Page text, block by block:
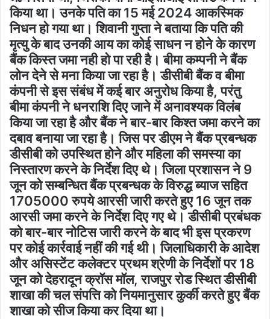
किया था। उनके पति का 15 मई 2024 आकस्मिक
निधन हो गया था। शिवानी गुप्ता ने बताया कि पति की
मृत्यु के बाद उनकी आय का कोई साधन न होने के कारण
बैंक किस्त जमा नही हो पा रही है। बीमा कम्पनी ने बैंक
लोन देने से मना किया जा रहा है। डीसीबी बैंक व बीमा
कंपनी से इस संबंध में कई बार अनुरोध किया है, परंतु
बीमा कंपनी ने धनराशि दिए जाने में अनावश्यक विलंब
किया जा रहा है और बैंक ने बार-बार किश्त जमा करने का
दबाव बनाया जा रहा है। जिस पर डीएम ने बैंक प्रबन्धक
डीसीबी को उपस्थित होने और महिला की समस्या का
निस्तारण करने के निर्देश दिए थे। जिला प्रशासन ने 9
जून को सम्बन्धित बैंक प्रबन्धक के विरुद्ध ब्याज सहित
1705000 रुपये आरसी जारी करते हुए 16 जून तक
आरसी जमा करने के निर्देश दिए गए थे। डीसीबी प्रबंधक
को बार-बार नोटिस जारी करने के बाद भी इस प्रकरण
पर कोई कार्रवाई नहीं की गई थी। जिलाधिकारी के आदेश
और असिस्टेंट कलेक्टर प्रथम श्रेणी के निर्देशों पर 18
जून को देहरादून क्रॉस मॉल, राजपुर रोड स्थित डीसीबी
शाखा की चल संपत्ति को नियमानुसार कुर्की करते हुए बैंक
शाखा को सीज किया कर दिया था।